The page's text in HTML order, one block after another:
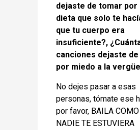
dejaste de tomar por
dieta que solo te
que tu cuerpo era
insuficiente?,
canciones dejaste de
por miedo a la
No dejes pasar a esas
personas, tómate ese
por favor, BAILA
NADIE TE ESTUVIERA